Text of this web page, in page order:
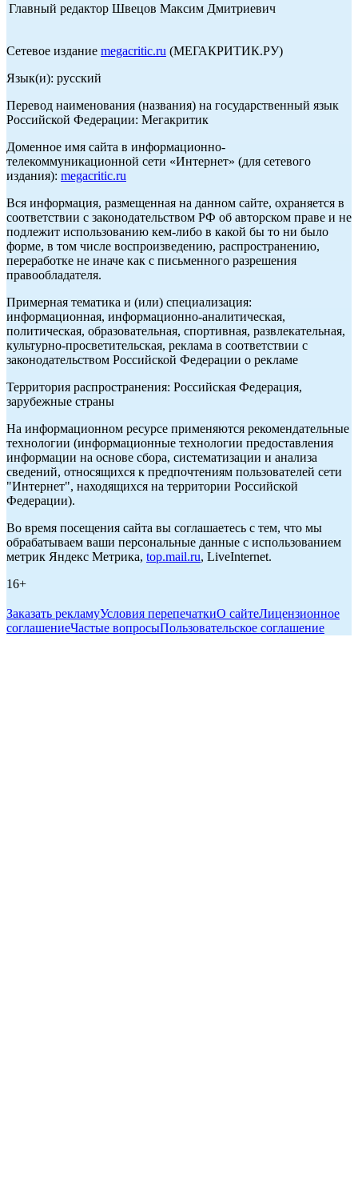
Главный редактор Швецов Максим Дмитриевич
Сетевое издание megacritic.ru (МЕГАКРИТИК.РУ)
Язык(и): русский
Перевод наименования (названия) на государственный язык
Российской Федерации: Мегакритик
Доменное имя сайта в информационно-
телекоммуникационной сети «Интернет» (для сетевого
издания): megacritic.ru
Вся информация, размещенная на данном сайте, охраняется в
соответствии с законодательством РФ об авторском праве и не
подлежит использованию кем-либо в какой бы то ни было
форме, в том числе воспроизведению, распространению,
переработке не иначе как с письменного разрешения
правообладателя.
Примерная тематика и (или) специализация:
информационная, информационно-аналитическая,
политическая, образовательная, спортивная, развлекательная,
культурно-просветительская, реклама в соответствии с
законодательством Российской Федерации о рекламе
Территория распространения: Российская Федерация,
зарубежные страны
На информационном ресурсе применяются рекомендательные
технологии (информационные технологии предоставления
информации на основе сбора, систематизации и анализа
сведений, относящихся к предпочтениям пользователей сети
"Интернет", находящихся на территории Российской
Федерации).
Во время посещения сайта вы соглашаетесь с тем, что мы
обрабатываем ваши персональные данные с использованием
метрик Яндекс Метрика, top.mail.ru, LiveInternet.
16+
Заказать рекламуУсловия перепечаткиО сайтеЛицензионное
соглашениеЧастые вопросыПользовательское соглашение